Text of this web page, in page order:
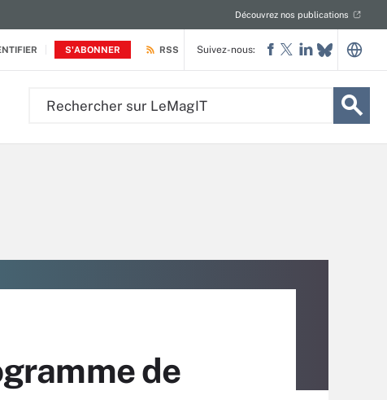
S'ABONNER
Découvrez nos publications
RSS Suivez-nous:
de